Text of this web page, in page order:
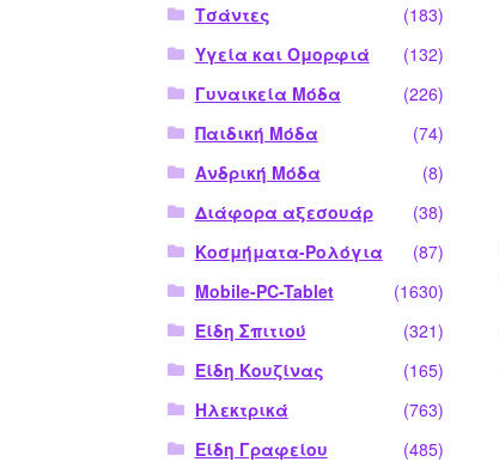
Τσάντες
(183)
Υγεία και Ομορφιά
(132)
Γυναικεία Μόδα
(226)
Παιδική Μόδα
(74)
Ανδρική Μόδα
(8)
Διάφορα αξεσουάρ
(38)
Κοσμήματα-Ρολόγια
(87)
Mobile-PC-Tablet
(1630)
Είδη Σπιτιού
(321)
Είδη Κουζίνας
(165)
Ηλεκτρικά
(763)
Είδη Γραφείου
(485)